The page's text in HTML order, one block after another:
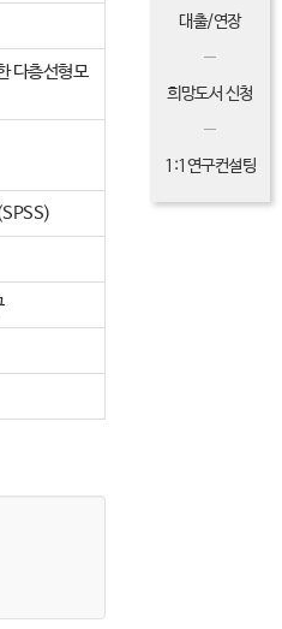
다층선형모
대출/연장
희망도서 신청
1:1연구컨설팅